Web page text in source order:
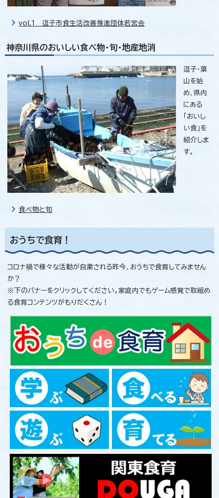
vol.1 逗子市食生活改善推進団体若宮会
神奈川県のおいしい食べ物・旬・地産地消
逗子・葉
山を始
め、県内
にある
「おいし
い食」を
紹介しま
す。
食べ物と旬
おうちで食育！
コロナ禍で様々な活動が自粛される昨今、おうちで食育してみません
か？
※下のバナーをクリックしてください。家庭内でもゲーム感覚で取組め
る食育コンテンツがもりだくさん！